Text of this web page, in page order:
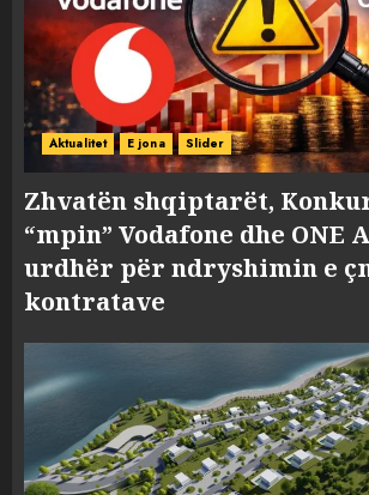
Aktualitet E jona Slider
Zhvatën shqiptarët,
“mpin” Vodafone dhe ONE
urdhër për ndryshimin e
kontratave